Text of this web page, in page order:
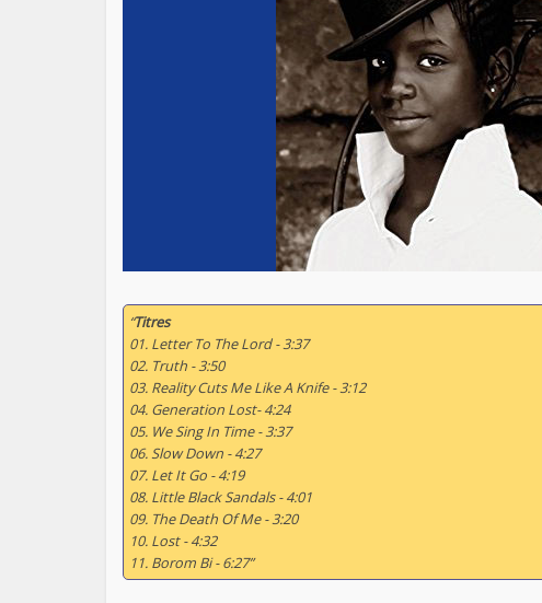
“Titres
01. Letter To The Lord - 3:37
02. Truth - 3:50
03. Reality Cuts Me Like A Knife - 3:12
04. Generation Lost- 4:24
05. We Sing In Time - 3:37
06. Slow Down - 4:27
07. Let It Go - 4:19
08. Little Black Sandals - 4:01
09. The Death Of Me - 3:20
10. Lost - 4:32
11. Borom Bi - 6:27”